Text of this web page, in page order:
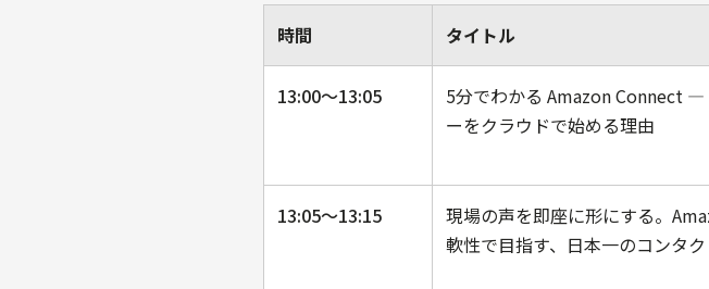
時間 タイトル
13:00〜13:05
5分でわかる Amazon Connect ―
ーをクラウドで始める理由
13:05〜13:15
現場の声を即座に形にする。
軟性で目指す、日本一のコンタ